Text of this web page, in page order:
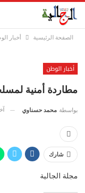
الصفحة الرئيسية أخبار
أخبار الوطن
مطاردة أمنية
بواسطة محمد حسناوي
شارك
مجلة الجالية